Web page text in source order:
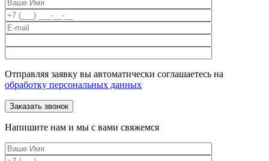
Отправляя заявку вы автоматически соглашаетесь на
обработку персональных данных
Напишите нам и мы с вами свяжемся